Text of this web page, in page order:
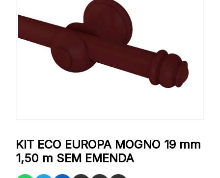
KIT ECO EUROPA MOGNO 19 mm
1,50 m SEM EMENDA